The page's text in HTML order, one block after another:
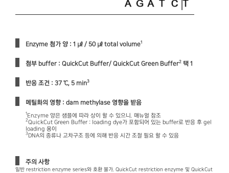
Enzyme 첨가 양 : 1 ㎕ / 50 ㎕ total volume1
첨부 buffer : QuickCut Buffer/ QuickCut Green Buffer2 택 1
반응 조건 : 37 ℃, 5 min3
메틸화의 영향 : dam methylase 영향을 받음
1Enzyme 양은 샘플에 따라 상이 할 수 있으니. 매뉴얼 참조
2QuickCut Green Buffer : loading dye가 포함되어 있는 buffer로 반응 후 gel
loading 용이
3DNA의 종류나 고차구조 등에 의해 반응 시간 조절 필요 할 수 있음
주의 사항
일반 restriction enzyme series와 호환 불가. QuickCut restriction enzyme 및 QuickCut